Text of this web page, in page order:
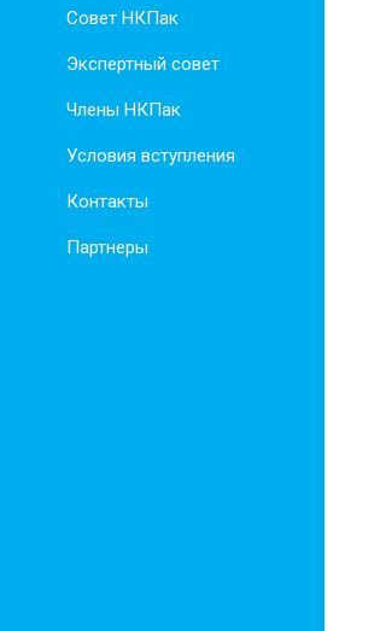
Совет НКПак
Экспертный совет
Члены НКПак
Условия вступления
Контакты
Партнеры